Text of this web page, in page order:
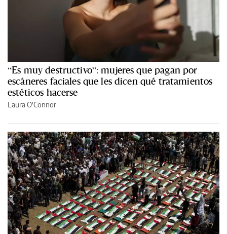
“Es muy destructivo”: mujeres que pagan por
escáneres faciales que les dicen qué tratamientos
estéticos hacerse
Laura O'Connor